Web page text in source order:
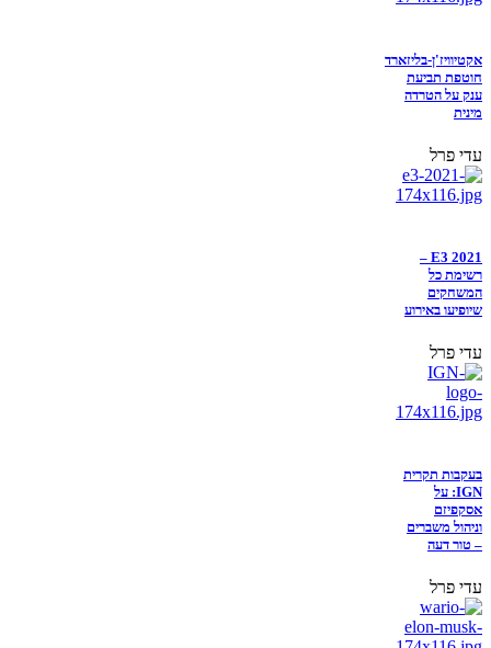
אקטיוויז'ן-בליזארד
חוטפת תביעת
ענק על הטרדה
מינית
עדי פרל
E3 2021 –
רשימת כל
המשחקים
שיופיעו באירוע
עדי פרל
בעקבות תקרית
IGN: על
אסקפיזם
וניהול משברים
– טור דעה
עדי פרל